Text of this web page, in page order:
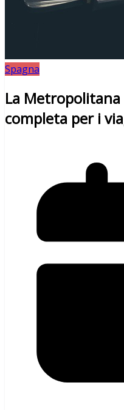
Spagna
La
completa per i